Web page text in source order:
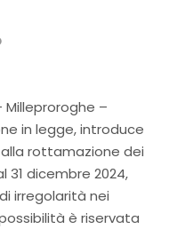
Milleproroghe –
in legge, introduce
rottamazione dei
31 dicembre 2024,
irregolarità nei
è riservata